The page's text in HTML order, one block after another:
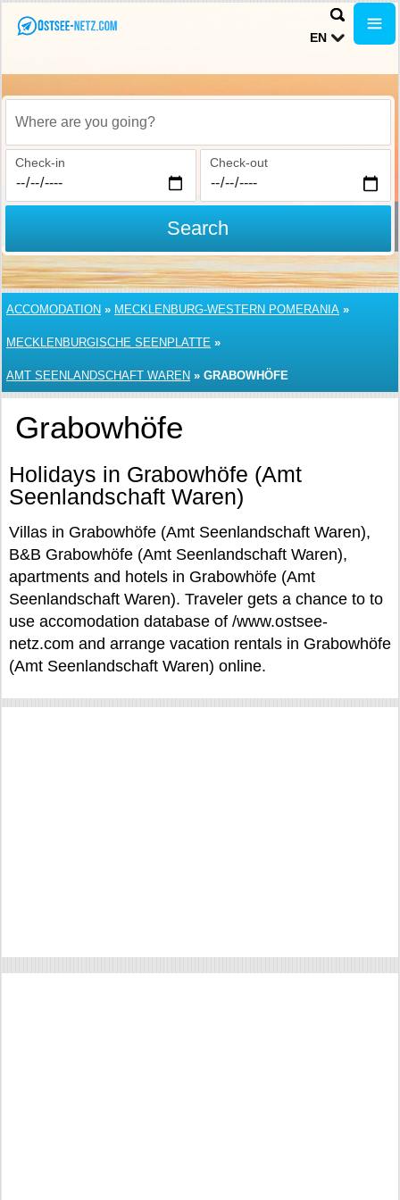
EN
Where are you going?
Check-in Check-out
Search
ACCOMODATION » MECKLENBURG-WESTERN POMERANIA »
MECKLENBURGISCHE SEENPLATTE »
AMT SEENLANDSCHAFT WAREN » GRABOWHÖFE
Grabowhöfe
Holidays in Grabowhöfe (Amt
Seenlandschaft Waren)
Villas in Grabowhöfe (Amt Seenlandschaft Waren),
B&B Grabowhöfe (Amt Seenlandschaft Waren),
apartments and hotels in Grabowhöfe (Amt
Seenlandschaft Waren). Traveler gets a chance to to
use accomodation database of /www.ostsee-
netz.com and arrange vacation rentals in Grabowhöfe
(Amt Seenlandschaft Waren) online.